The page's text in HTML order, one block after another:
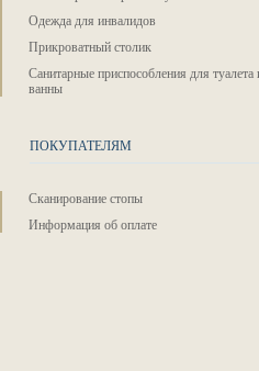
Одежда для инвалидов
Прикроватный столик
Санитарные приспособления для туалета
ванны
ПОКУПАТЕЛЯМ
Сканирование стопы
Информация об оплате